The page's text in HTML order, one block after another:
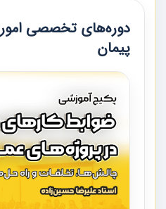
دوره‌های تخصصی امور
پیمان